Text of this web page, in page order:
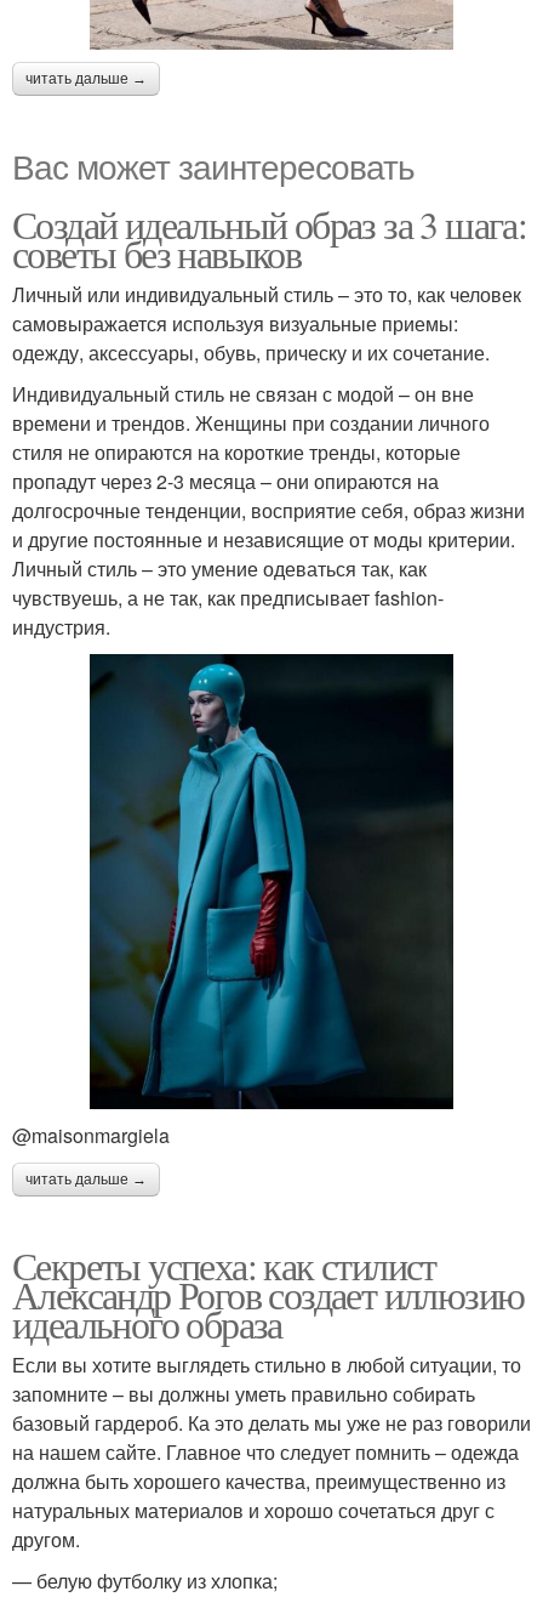
читать дальше →
Вас может заинтересовать
Создай идеальный образ за 3 шага:
советы без навыков
Личный или индивидуальный стиль – это то, как человек
самовыражается используя визуальные приемы:
одежду, аксессуары, обувь, прическу и их сочетание.
Индивидуальный стиль не связан с модой – он вне
времени и трендов. Женщины при создании личного
стиля не опираются на короткие тренды, которые
пропадут через 2-3 месяца – они опираются на
долгосрочные тенденции, восприятие себя, образ жизни
и другие постоянные и независящие от моды критерии.
Личный стиль – это умение одеваться так, как
чувствуешь, а не так, как предписывает fashion-
индустрия.
@maisonmargiela
читать дальше →
Секреты успеха: как стилист
Александр Рогов создает иллюзию
идеального образа
Если вы хотите выглядеть стильно в любой ситуации, то
запомните – вы должны уметь правильно собирать
базовый гардероб. Ка это делать мы уже не раз говорили
на нашем сайте. Главное что следует помнить – одежда
должна быть хорошего качества, преимущественно из
натуральных материалов и хорошо сочетаться друг с
другом.
— белую футболку из хлопка;